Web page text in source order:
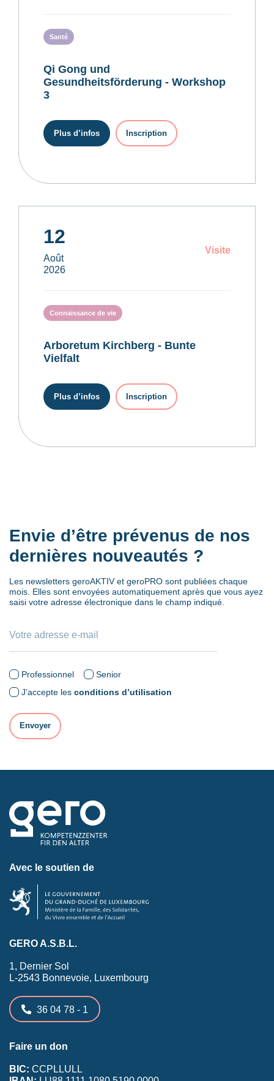
Santé
Qi Gong und
Gesundheitsförderung - Workshop
3
Plus d’infos Inscription
12
Août
2026
Visite
Connaissance de vie
Arboretum Kirchberg - Bunte
Vielfalt
Plus d’infos Inscription
Envie d’être prévenus de nos
dernières nouveautés ?
Les newsletters geroAKTIV et geroPRO sont publiées chaque
mois. Elles sont envoyées automatiquement après que vous ayez
saisi votre adresse électronique dans le champ indiqué.
Professionnel
Senior
J’accepte les conditions d’utilisation
Avec le soutien de
GERO A.S.B.L.
1, Dernier Sol
L-2543 Bonnevoie, Luxembourg
36 04 78 - 1
Faire un don
BIC: CCPLLULL